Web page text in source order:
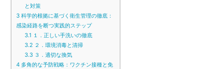
と対策
3 科学的根拠に基づく衛生管理の徹底：
感染経路を断つ実践的ステップ
3.1 １．正しい手洗いの徹底
3.2 ２．環境消毒と清掃
3.3 ３．適切な換気
4 多角的な予防戦略：ワクチン接種と免